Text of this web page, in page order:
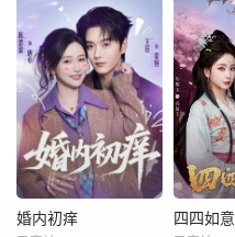
婚内初痒 四四如意